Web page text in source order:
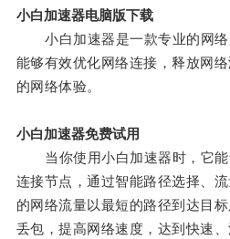
小白加速器电脑版下载
小白加速器是一款专业的网络
能够有效优化网络连接，释放网
的网络体验。
小白加速器免费试用
当你使用小白加速器时，它能
连接节点，通过智能路径选择、
的网络流量以最短的路径到达目
丢包，提高网络速度，达到快速、